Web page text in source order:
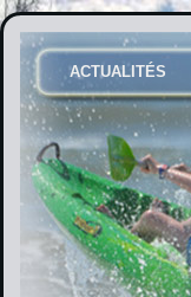
ACTUALITÉS